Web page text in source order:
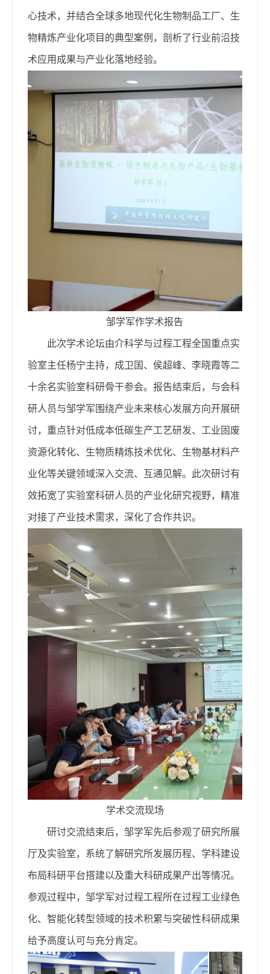
心技术，并结合全球多地现代化生物制品工厂、生
物精炼产业化项目的典型案例，剖析了行业前沿技
术应用成果与产业化落地经验。
邹学军作学术报告
此次学术论坛由介科学与过程工程全国重点实
验室主任杨宁主持，成卫国、侯超峰、李晓霞等二
十余名实验室科研骨干参会。报告结束后，与会科
研人员与邹学军围绕产业未来核心发展方向开展研
讨，重点针对低成本低碳生产工艺研发、工业固废
资源化转化、生物质精炼技术优化、生物基材料产
业化等关键领域深入交流、互通见解。此次研讨有
效拓宽了实验室科研人员的产业化研究视野，精准
对接了产业技术需求，深化了合作共识。
学术交流现场
研讨交流结束后，邹学军先后参观了研究所展
厅及实验室，系统了解研究所发展历程、学科建设
布局科研平台搭建以及重大科研成果产出等情况。
参观过程中，邹学军对过程工程所在过程工业绿色
化、智能化转型领域的技术积累与突破性科研成果
给予高度认可与充分肯定。